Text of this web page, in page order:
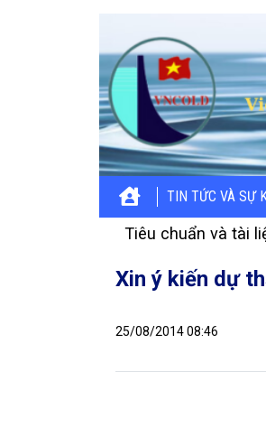
TIN TỨC VÀ SỰ
Tiêu chuẩn và tài
Xin ý kiến dự
25/08/2014 08:46